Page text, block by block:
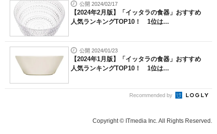
公開 2024/02/17
【2024年2月版】「イッタラの食器」おすすめ
人気ランキングTOP10！ 1位は...
公開 2024/01/23
【2024年1月版】「イッタラの食器」おすすめ
人気ランキングTOP10！ 1位は...
Recommended by
Copyright © ITmedia Inc. All Rights Reserved.